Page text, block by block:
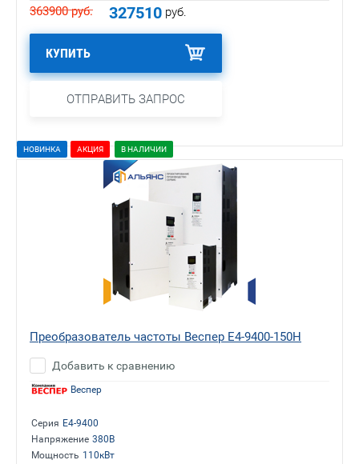
363900руб. 327510 руб.
КУПИТЬ
ОТПРАВИТЬ ЗАПРОС
НОВИНКА АКЦИЯ В НАЛИЧИИ
Преобразователь частоты Веспер E4-9400-150H
Добавить к сравнению
Веспер
Серия E4-9400
Напряжение 380В
Мощность 110кВт